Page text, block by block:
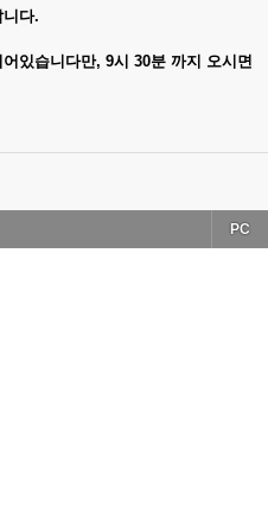
다.
있습니다만, 9시 30분 까지 오시면
PC